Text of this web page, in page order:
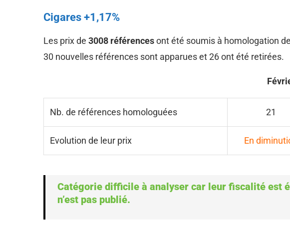
Cigares +1,17%
Les prix de 3008 référencesont été soumis à homologation
30 nouvelles références sont apparues et 26 ont été retirées.
Nb. de références homologuées 21
Evolution de leur prix En
Catégorie difficile à analyser car leur fiscalité est
n’est pas publié.